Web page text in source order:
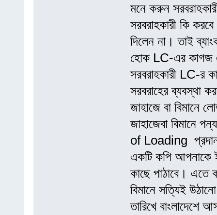
মনে করুন
সরবরাহকারী কি
দিলেন না। তাই
হোক LC-এর কাগজ
সরবরাহকারী LC-র
সরবরাহের ব্যবস্থা
জাহাজে বা বিমানে
জাহাজেবা বিমানে
of Loading
একটি কপি আপনাকে
কাছে পাঠাবে। এতে
বিমানে সত্যিই
তারিখে বাংলাদেশে